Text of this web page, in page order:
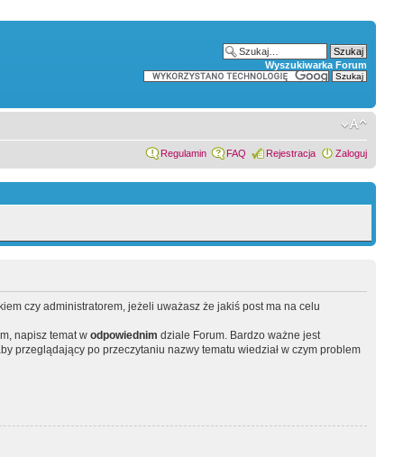
Wyszukiwarka Forum
Regulamin FAQ Rejestracja Zaloguj
czy administratorem, jeżeli uważasz że jakiś post ma na celu
napisz temat w odpowiednim dziale Forum. Bardzo ważne jest
przeglądający po przeczytaniu nazwy tematu wiedział w czym problem